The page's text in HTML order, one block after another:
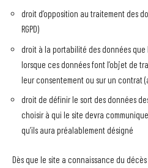
droit d’opposition au traitement des
RGPD)
droit à la portabilité des données que
lorsque ces données font l’objet de
leur consentement ou sur un contrat
droit de définir le sort des données
choisir à qui le site devra
qu’ils aura préalablement désigné
Dès que le site a connaissance du